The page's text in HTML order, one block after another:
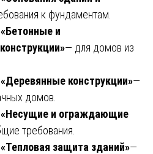
к фундаментам.
и
— для домов из
конструкции»—
домов.
«Несущие и ограждающие
требования.
защита зданий»—